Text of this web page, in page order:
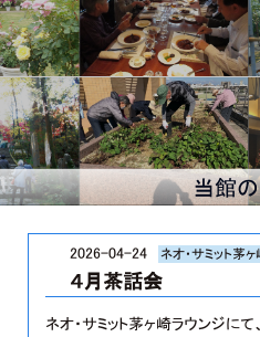
当館
2026-04-24 ネオ・サミット茅ヶ
４月茶話会
ネオ・サミット茅ヶ崎ラウンジに